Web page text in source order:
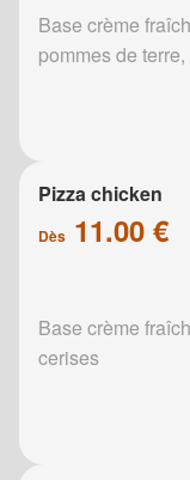
Base crème
pommes de
Pizza chicken
Dès 11.00 €
Base crème
cerises